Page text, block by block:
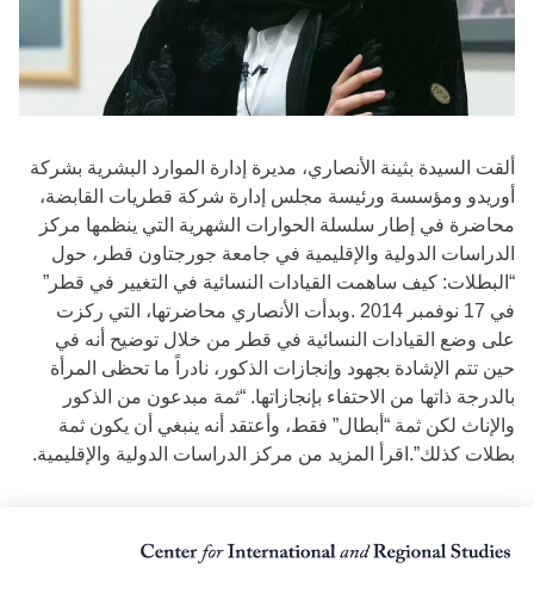
ألقت السيدة بثينة الأنصاري، مديرة إدارة الموارد البشرية بشركة
أوريدو ومؤسسة ورئيسة مجلس إدارة شركة قطريات القابضة،
محاضرة في إطار سلسلة الحوارات الشهرية التي ينظمها مركز
الدراسات الدولية والإقليمية في جامعة جورجتاون قطر، حول
“البطلات: كيف ساهمت القيادات النسائية في التغيير في قطر”
في 17 نوفمبر 2014 .وبدأت الأنصاري محاضرتها، التي ركزت
على وضع القيادات النسائية في قطر من خلال توضيح أنه في
حين تتم الإشادة بجهود وإنجازات الذكور، نادراً ما تحظى المرأة
بالدرجة ذاتها من الاحتفاء بإنجازاتها. “ثمة مبدعون من الذكور
والإناث لكن ثمة “أبطال” فقط، وأعتقد أنه ينبغي أن يكون ثمة
بطلات كذلك”.اقرأ المزيد من مركز الدراسات الدولية والإقليمية.